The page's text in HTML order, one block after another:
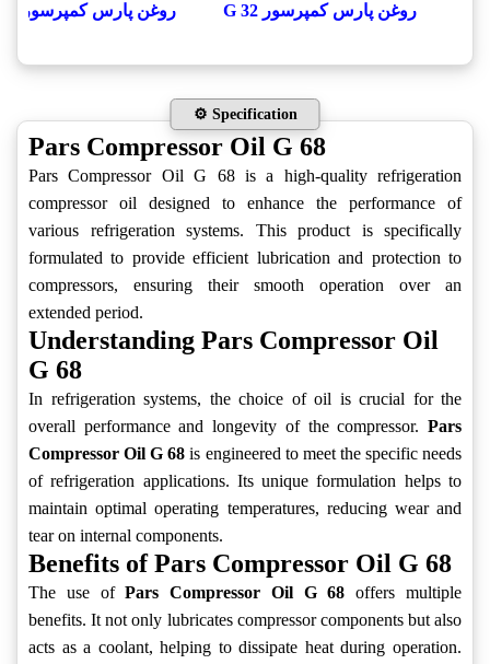
روغن پارس کمپرسور G 32 روغن پارس کمپرسور G 46
⚙️ Specification
Pars Compressor Oil G 68
Pars Compressor Oil G 68 is a high-quality refrigeration
compressor oil designed to enhance the performance of
various refrigeration systems. This product is specifically
formulated to provide efficient lubrication and protection to
compressors, ensuring their smooth operation over an
extended period.
Understanding Pars Compressor Oil
G 68
In refrigeration systems, the choice of oil is crucial for the
overall performance and longevity of the compressor. Pars
Compressor Oil G 68 is engineered to meet the specific needs
of refrigeration applications. Its unique formulation helps to
maintain optimal operating temperatures, reducing wear and
tear on internal components.
Benefits of Pars Compressor Oil G 68
The use ofPars Compressor Oil G 68 offers multiple
benefits. It not only lubricates compressor components but also
acts as a coolant, helping to dissipate heat during operation.